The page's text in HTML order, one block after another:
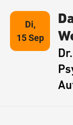
Di,
15 Sep